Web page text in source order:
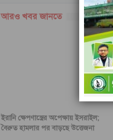
আরও খবর জানতে
ইরানি ক্ষেপণাস্ত্রের অপেক্ষায় ইসরাইল;
বৈরুত হামলার পর বাড়ছে উত্তেজনা